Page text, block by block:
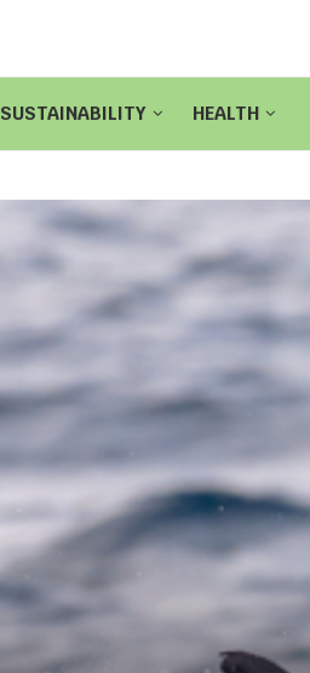
SUSTAINABILITY HEALTH